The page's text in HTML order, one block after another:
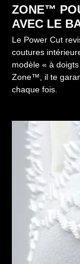
ZONE™
AVEC LE
Le Power Cut
coutures
modèle « à
Zone™, il te
chaque fois.